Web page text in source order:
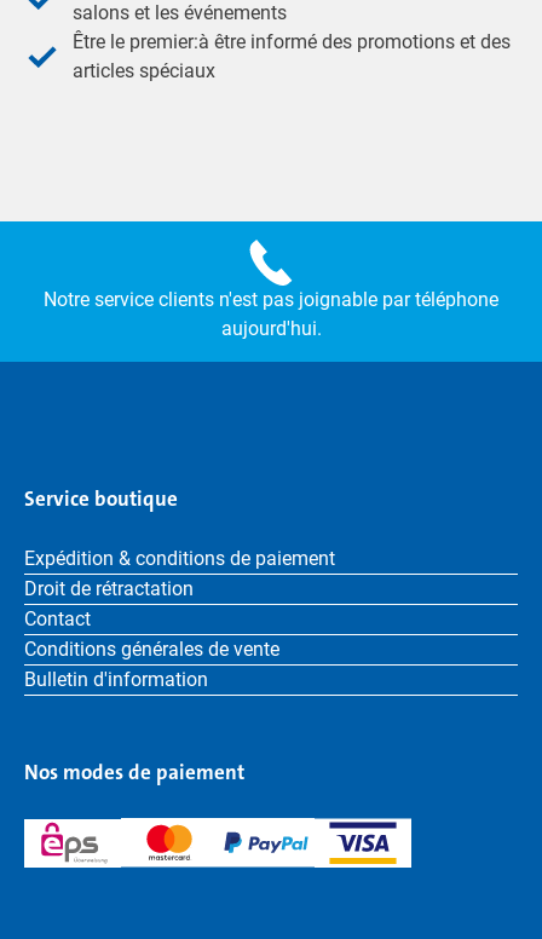
salons et les événements
Être le premier:à être informé des promotions et des
articles spéciaux
Notre service clients n'est pas joignable par téléphone
aujourd'hui.
Service boutique
Expédition & conditions de paiement
Droit de rétractation
Contact
Conditions générales de vente
Bulletin d'information
Nos modes de paiement